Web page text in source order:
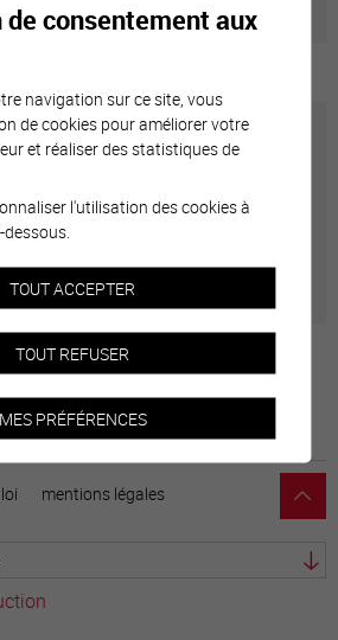
tous les points d'intérêt de la Ville
mentions légales
consentement aux
navigation sur ce site, vous
de cookies pour améliorer votre
et réaliser des statistiques de
l'utilisation des cookies à
TOUT ACCEPTER
TOUT REFUSER
MES PRÉFÉRENCES